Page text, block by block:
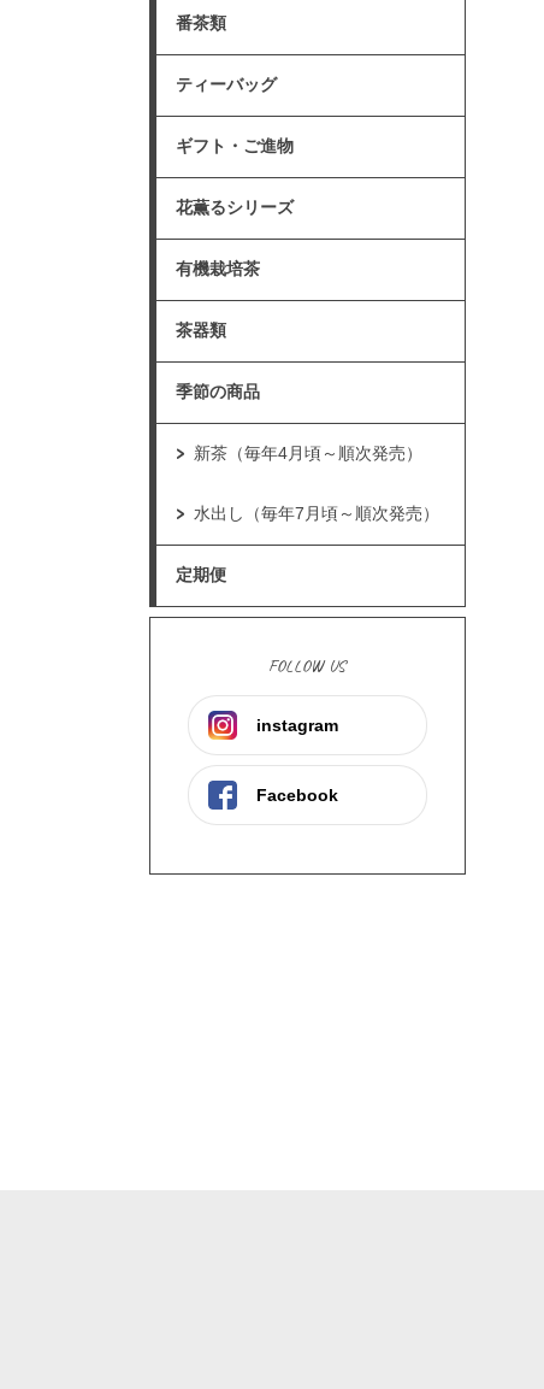
番茶類
ティーバッグ
ギフト・ご進物
花薫るシリーズ
有機栽培茶
茶器類
季節の商品
新茶（毎年4月頃～順次発売）
水出し（毎年7月頃～順次発売）
定期便
FOLLOW US
instagram
Facebook